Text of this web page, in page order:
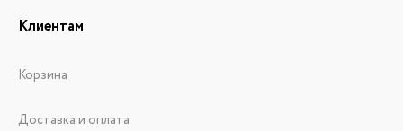
Клиентам
Корзина
Доставка и оплата